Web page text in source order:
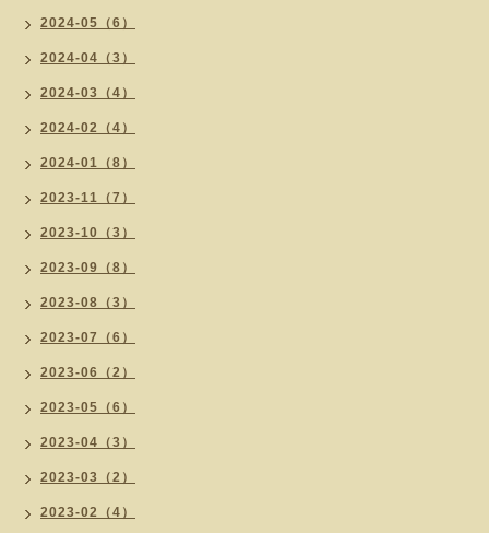
2024-05（6）
2024-04（3）
2024-03（4）
2024-02（4）
2024-01（8）
2023-11（7）
2023-10（3）
2023-09（8）
2023-08（3）
2023-07（6）
2023-06（2）
2023-05（6）
2023-04（3）
2023-03（2）
2023-02（4）